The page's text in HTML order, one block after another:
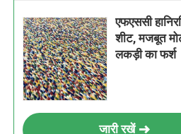
एफएससी
शीट, मजबूत
लकड़ी का फर्श
जारी रखें